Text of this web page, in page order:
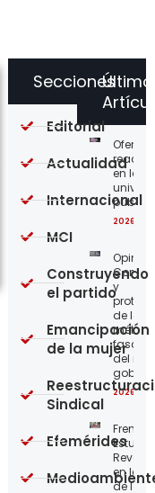
en las
2026-
y
de los
del
2026-
Frente
en la
de los
Secciones
Editorial
Actualidad
Internacional
MCI
Construyendo
el partido
Emancipación
de la mujer
Sindical
Efemérides